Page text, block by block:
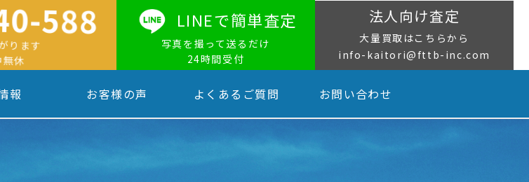
588
ります
休
LINEで簡単査定
写真を撮って送るだけ
24時間受付
法人向け査定
大量買取はこちらから
info-kaitori@fttb-inc.com
報 お客様の声 よくあるご質問 お問い合わせ